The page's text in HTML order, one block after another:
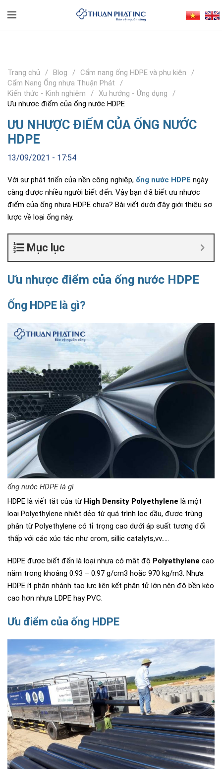
Trang chủ Blog
Cẩm nang ống HDPE và phụ kiện
Cẩm Nang Ống nhựa Thuận Phát
Kiến thức - Kinh nghiệm
Xu hướng - Ứng dụng
Ưu nhược điểm của ống nước HDPE
ƯU NHƯỢC ĐIỂM CỦA ỐNG NƯỚC
HDPE
13/09/2021 - 17:54
Với sự phát triển của nền công nghiệp, ống nước HDPE ngày
càng được nhiều người biết đến. Vậy bạn đã biết ưu nhược
điểm của ống nhựa HDPE chưa? Bài viết dưới đây giới thiệu sơ
lược về loại ống này.
Mục lục
Ưu nhược điểm của ống nước HDPE
Ống HDPE là gì?
ống nước HDPE là gì
HDPE là viết tắt của từ High Density Polyethylene là một
loại Polyethylene nhiệt dẻo từ quá trình lọc dầu, được trùng
phân từ Polyethylene có tỉ trọng cao dưới áp suất tương đối
thấp với các xúc tác như crom, sillic catalyts,vv…..
HDPE được biết đến là loại nhựa có mật độ Polyethylene cao
nằm trong khoảng 0.93 – 0.97 g/cm3 hoặc 970 kg/m3. Nhựa
HDPE ít phân nhánh tạo lực liên kết phân tử lớn nên độ bền kéo
cao hơn nhựa LDPE hay PVC.
Ưu điểm của ống HDPE